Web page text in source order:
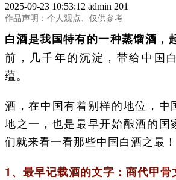
2025-09-23 10:53:12 admin 201
作品声明：个人观点、仅供参考
白酒是我国特有的一种蒸馏酒，
前，几千年的沉淀，带给中国
蕴。
酒，在中国有着别样的地位，中
地之一，也是最早开始酿酒的国
们就来看一看那些中国白酒之最！
1、最早记载酒的文字：商代甲骨